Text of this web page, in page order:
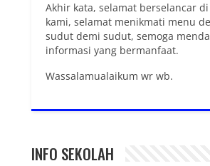
Akhir kata, selamat berselancar
kami, selamat menikmati menu
sudut demi sudut, semoga
informasi yang bermanfaat.
Wassalamualaikum wr wb.
INFO SEKOLAH